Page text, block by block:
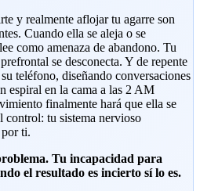
y realmente aflojar tu agarre son
Cuando ella se aleja o se
como amenaza de abandono. Tu
se desconecta. Y de repente
teléfono, diseñando conversaciones
espiral en la cama a las 2 AM
finalmente hará que ella se
control: tu sistema nervioso
ti.
Tu incapacidad para
el resultado es incierto sí lo es.